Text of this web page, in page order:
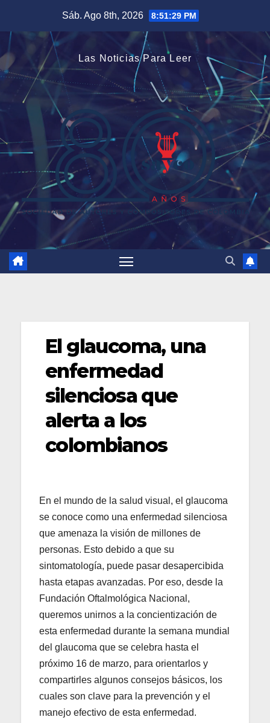
contenido
Sáb. Ago 8th, 2026 8:51:29 PM
Las Noticias Para Leer
El glaucoma, una
enfermedad
silenciosa que
alerta a los
colombianos
En el mundo de la salud visual, el glaucoma
se conoce como una enfermedad silenciosa
que amenaza la visión de millones de
personas. Esto debido a que su
sintomatología, puede pasar desapercibida
hasta etapas avanzadas. Por eso, desde la
Fundación Oftalmológica Nacional,
queremos unirnos a la concientización de
esta enfermedad durante la semana mundial
del glaucoma que se celebra hasta el
próximo 16 de marzo, para orientarlos y
compartirles algunos consejos básicos, los
cuales son clave para la prevención y el
manejo efectivo de esta enfermedad.